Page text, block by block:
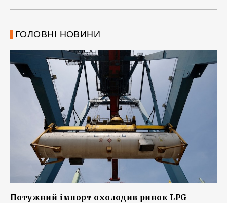
ГОЛОВНІ НОВИНИ
Потужний імпорт охолодив ринок LPG